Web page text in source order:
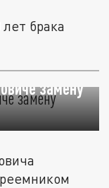
брака
замену